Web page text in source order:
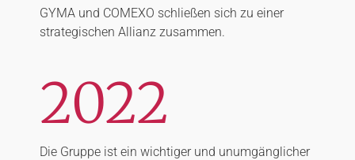
GYMA und COMEXO schließen sich zu einer
strategischen Allianz zusammen.
2022
Die Gruppe ist ein wichtiger und unumgänglicher